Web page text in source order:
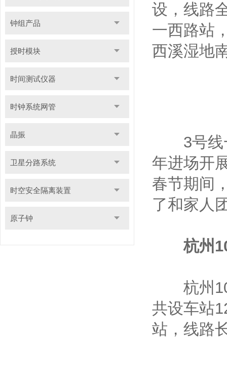
钟组产品
授时模块
时间测试仪器
时钟系统网管
晶振
卫星分路系统
时空安全隔离装置
原子钟
设，线路
一西路站
西溪湿地
3号线一
年进场开
春节期间
了和家人
杭州
杭州10
共设车站
站，线路